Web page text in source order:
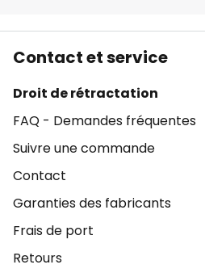
Contact et service
Droit de rétractation
FAQ - Demandes fréquentes
Suivre une commande
Contact
Garanties des fabricants
Frais de port
Retours